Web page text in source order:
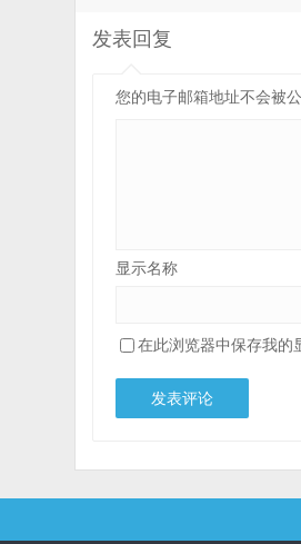
发表回复
您的电子邮箱地址不会被公
显示名称
在此浏览器中保存我的